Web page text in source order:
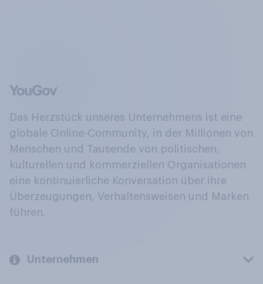
Das Herzstück unseres Unternehmens ist eine
globale Online-Community, in der Millionen von
Menschen und Tausende von politischen,
kulturellen und kommerziellen Organisationen
eine kontinuierliche Konversation über ihre
Überzeugungen, Verhaltensweisen und Marken
führen.
Unternehmen